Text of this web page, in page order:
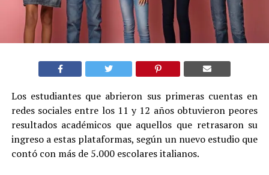
Los estudiantes que abrieron sus primeras cuentas en
redes sociales entre los 11 y 12 años obtuvieron peores
resultados académicos que aquellos que retrasaron su
ingreso a estas plataformas, según un nuevo estudio que
contó con más de 5.000 escolares italianos.